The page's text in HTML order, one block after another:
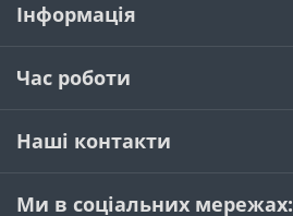
Інформація
Час роботи
Наші контакти
Ми в соціальних мережах: